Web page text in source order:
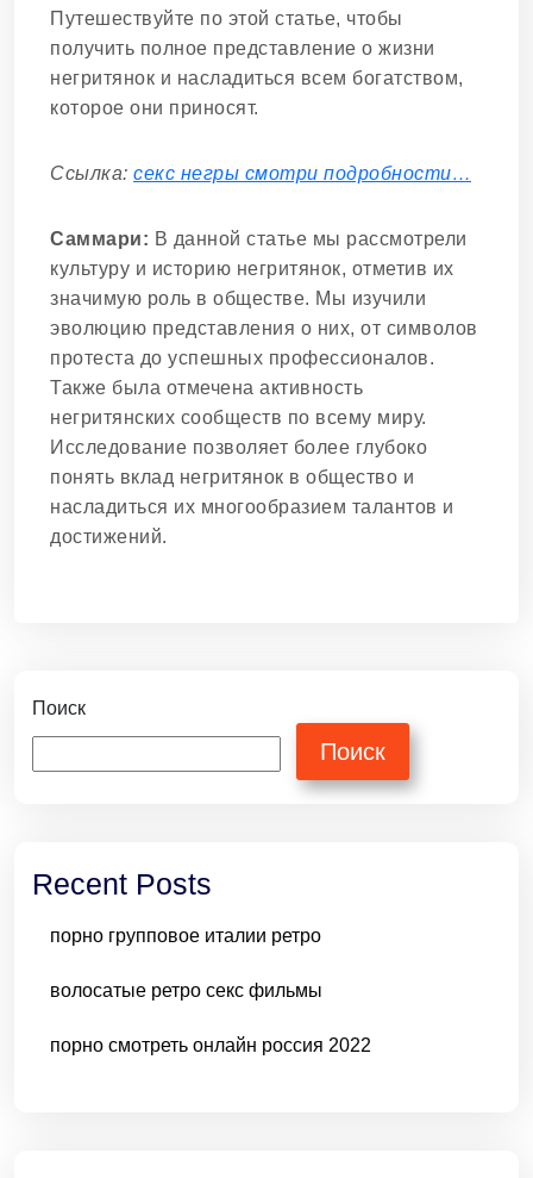
Путешествуйте по этой статье, чтобы
получить полное представление о жизни
негритянок и насладиться всем богатством,
которое они приносят.
Ссылка: секс негры смотри подробности…
Саммари: В данной статье мы рассмотрели
культуру и историю негритянок, отметив их
значимую роль в обществе. Мы изучили
эволюцию представления о них, от символов
протеста до успешных профессионалов.
Также была отмечена активность
негритянских сообществ по всему миру.
Исследование позволяет более глубоко
понять вклад негритянок в общество и
насладиться их многообразием талантов и
достижений.
Поиск
Поиск
Recent Posts
порно групповое италии ретро
волосатые ретро секс фильмы
порно смотреть онлайн россия 2022